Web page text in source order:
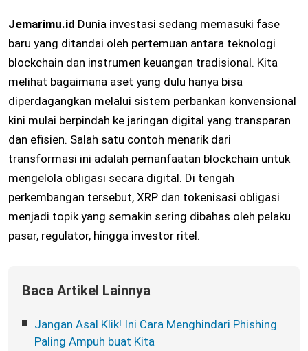
Jemarimu.id Dunia investasi sedang memasuki fase
baru yang ditandai oleh pertemuan antara teknologi
blockchain dan instrumen keuangan tradisional. Kita
melihat bagaimana aset yang dulu hanya bisa
diperdagangkan melalui sistem perbankan konvensional
kini mulai berpindah ke jaringan digital yang transparan
dan efisien. Salah satu contoh menarik dari
transformasi ini adalah pemanfaatan blockchain untuk
mengelola obligasi secara digital. Di tengah
perkembangan tersebut, XRP dan tokenisasi obligasi
menjadi topik yang semakin sering dibahas oleh pelaku
pasar, regulator, hingga investor ritel.
Baca Artikel Lainnya
Jangan Asal Klik! Ini Cara Menghindari Phishing
Paling Ampuh buat Kita